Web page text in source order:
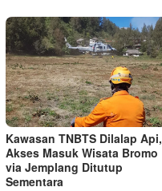
Kawasan TNBTS Dilalap Api,
Akses Masuk Wisata Bromo
via Jemplang Ditutup
Sementara